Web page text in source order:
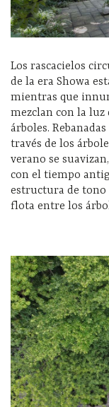
Los rascacielos
de la era Showa
mientras que
mezclan con la luz
árboles.
través de los
verano se
con el tiempo
estructura de tono
flota entre los